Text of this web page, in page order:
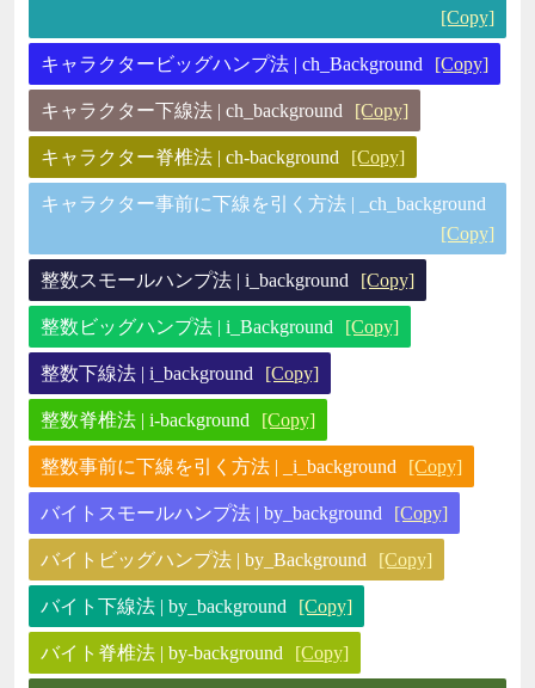
[Copy]
キャラクタービッグハンプ法 | ch_Background [Copy]
キャラクター下線法 | ch_background [Copy]
キャラクター脊椎法 | ch-background [Copy]
キャラクター事前に下線を引く方法 | _ch_background
[Copy]
整数スモールハンプ法 | i_background [Copy]
整数ビッグハンプ法 | i_Background [Copy]
整数下線法 | i_background [Copy]
整数脊椎法 | i-background [Copy]
整数事前に下線を引く方法 | _i_background [Copy]
バイトスモールハンプ法 | by_background [Copy]
バイトビッグハンプ法 | by_Background [Copy]
バイト下線法 | by_background [Copy]
バイト脊椎法 | by-background [Copy]